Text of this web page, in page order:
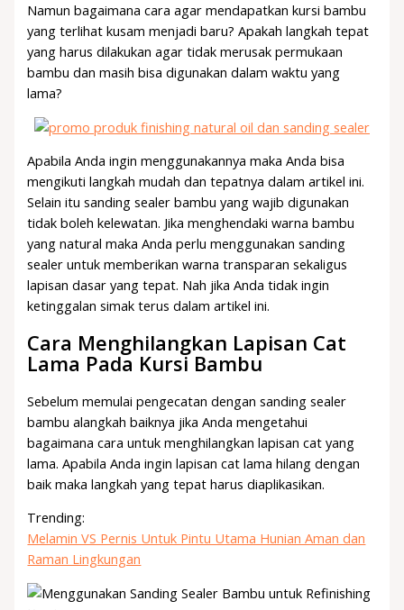
Namun bagaimana cara agar mendapatkan kursi bambu
yang terlihat kusam menjadi baru? Apakah langkah tepat
yang harus dilakukan agar tidak merusak permukaan
bambu dan masih bisa digunakan dalam waktu yang
lama?
Apabila Anda ingin menggunakannya maka Anda bisa
mengikuti langkah mudah dan tepatnya dalam artikel ini.
Selain itu sanding sealer bambu yang wajib digunakan
tidak boleh kelewatan. Jika menghendaki warna bambu
yang natural maka Anda perlu menggunakan sanding
sealer untuk memberikan warna transparan sekaligus
lapisan dasar yang tepat. Nah jika Anda tidak ingin
ketinggalan simak terus dalam artikel ini.
Cara Menghilangkan Lapisan Cat
Lama Pada Kursi Bambu
Sebelum memulai pengecatan dengan sanding sealer
bambu alangkah baiknya jika Anda mengetahui
bagaimana cara untuk menghilangkan lapisan cat yang
lama. Apabila Anda ingin lapisan cat lama hilang dengan
baik maka langkah yang tepat harus diaplikasikan.
Trending:
Melamin VS Pernis Untuk Pintu Utama Hunian Aman dan
Raman Lingkungan